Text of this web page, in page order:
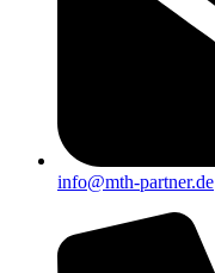
info@mth-partner.de